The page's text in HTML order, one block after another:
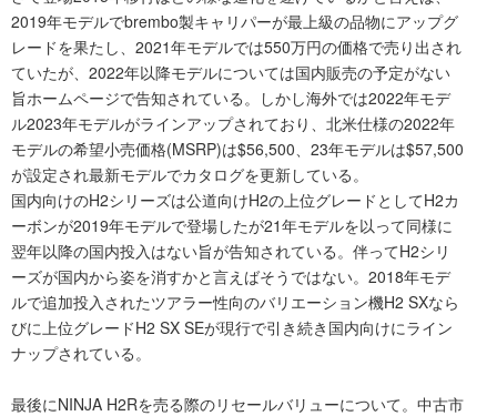
2019年モデルでbrembo製キャリパーが最上級の品物にアップグ
レードを果たし、2021年モデルでは550万円の価格で売り出され
ていたが、2022年以降モデルについては国内販売の予定がない
旨ホームページで告知されている。しかし海外では2022年モデ
ル2023年モデルがラインアップされており、北米仕様の2022年
モデルの希望小売価格(MSRP)は$56,500、23年モデルは$57,500
が設定され最新モデルでカタログを更新している。
国内向けのH2シリーズは公道向けH2の上位グレードとしてH2カ
ーボンが2019年モデルで登場したが21年モデルを以って同様に
翌年以降の国内投入はない旨が告知されている。伴ってH2シリ
ーズが国内から姿を消すかと言えばそうではない。2018年モデ
ルで追加投入されたツアラー性向のバリエーション機H2 SXなら
びに上位グレードH2 SX SEが現行で引き続き国内向けにライン
ナップされている。
最後にNINJA H2Rを売る際のリセールバリューについて。中古市